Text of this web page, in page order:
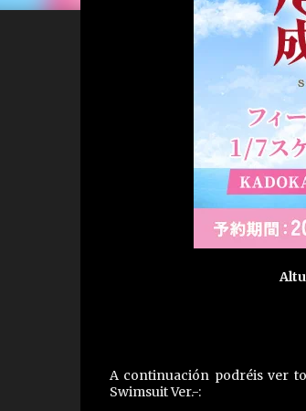
A continuación podréis ver
Swimsuit Ver.-: